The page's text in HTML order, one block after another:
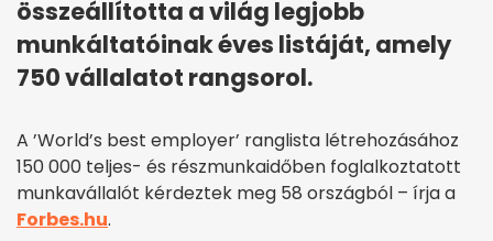
összeállította a világ legjobb
munkáltatóinak éves listáját, amely
750 vállalatot rangsorol.
A ’World’s best employer’ ranglista létrehozásához
150 000 teljes- és részmunkaidőben foglalkoztatott
munkavállalót kérdeztek meg 58 országból – írja a
Forbes.hu.